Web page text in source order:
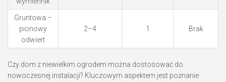
Gruntowa –
pionowy
odwiert
2–4 1 Brak
Czy dom z niewielkim ogrodem można dostosować do
nowoczesnej instalacji? Kluczowym aspektem jest poznanie